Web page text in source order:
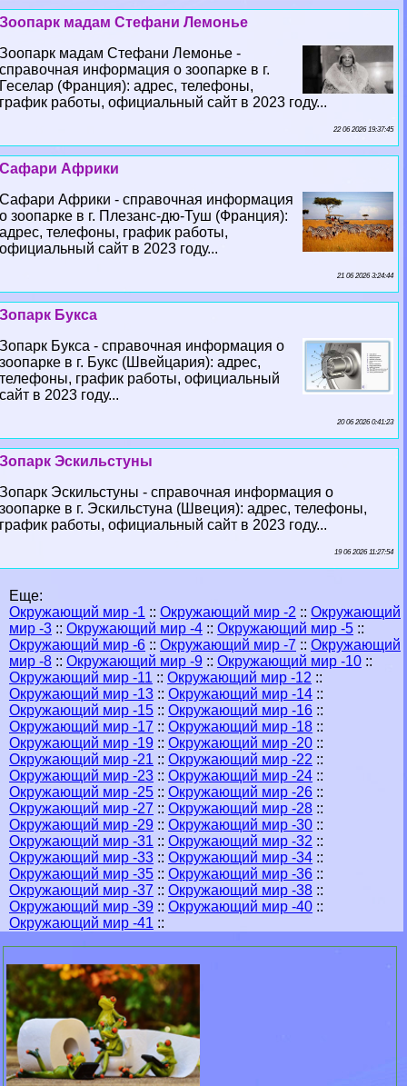
Зоопарк мадам Стефани Лемонье
Зоопарк мадам Стефани Лемонье -
справочная информация о зоопарке в г.
Геселар (Франция): адрес, телефоны,
график работы, официальный сайт в 2023 году...
22 06 2026 19:37:45
Сафари Африки
Сафари Африки - справочная информация
о зоопарке в г. Плезанс-дю-Туш (Франция):
адрес, телефоны, график работы,
официальный сайт в 2023 году...
21 06 2026 3:24:44
Зопарк Букса
Зопарк Букса - справочная информация о
зоопарке в г. Букс (Швейцария): адрес,
телефоны, график работы, официальный
сайт в 2023 году...
20 06 2026 0:41:23
Зопарк Эскильстуны
Зопарк Эскильстуны - справочная информация о
зоопарке в г. Эскильстуна (Швеция): адрес, телефоны,
график работы, официальный сайт в 2023 году...
19 06 2026 11:27:54
Еще:
Окружающий мир -1 :: Окружающий мир -2 :: Окружающий
мир -3 :: Окружающий мир -4 :: Окружающий мир -5 ::
Окружающий мир -6 :: Окружающий мир -7 :: Окружающий
мир -8 :: Окружающий мир -9 :: Окружающий мир -10 ::
Окружающий мир -11 :: Окружающий мир -12 ::
Окружающий мир -13 :: Окружающий мир -14 ::
Окружающий мир -15 :: Окружающий мир -16 ::
Окружающий мир -17 :: Окружающий мир -18 ::
Окружающий мир -19 :: Окружающий мир -20 ::
Окружающий мир -21 :: Окружающий мир -22 ::
Окружающий мир -23 :: Окружающий мир -24 ::
Окружающий мир -25 :: Окружающий мир -26 ::
Окружающий мир -27 :: Окружающий мир -28 ::
Окружающий мир -29 :: Окружающий мир -30 ::
Окружающий мир -31 :: Окружающий мир -32 ::
Окружающий мир -33 :: Окружающий мир -34 ::
Окружающий мир -35 :: Окружающий мир -36 ::
Окружающий мир -37 :: Окружающий мир -38 ::
Окружающий мир -39 :: Окружающий мир -40 ::
Окружающий мир -41 ::